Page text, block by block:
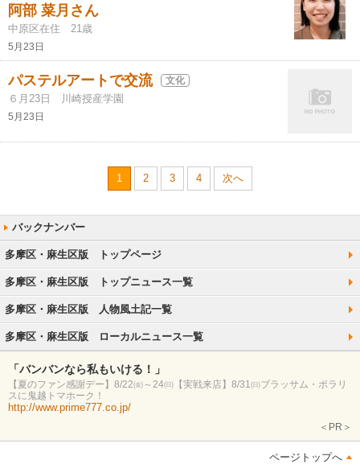
阿部 菜月さん
中原区在住 21歳
5月23日
パステルアートで交流 文化
６月23日 川崎授産学園
5月23日
1 2 3 4 次へ
多摩区・麻生区版 トップページ
多摩区・麻生区版 トップニュース一覧
多摩区・麻生区版 人物風土記一覧
多摩区・麻生区版 ローカルニュース一覧
「バンバンなら私もいける！」
【夏のファン感謝デー】8/22㈮～24㈰【実戦来店】8/31㈰ブラッサム・ポラリ
スに鬼越トマホーク！
http://www.prime777.co.jp/
＜PR＞
ページトップへ